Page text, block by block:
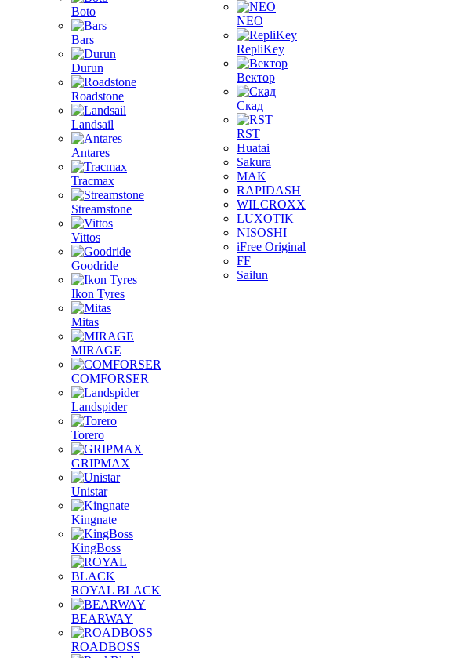
Boto
Bars
Durun
Roadstone
Landsail
Antares
Tracmax
Streamstone
Vittos
Goodride
Ikon Tyres
Mitas
MIRAGE
COMFORSER
Landspider
Torero
GRIPMAX
Unistar
Kingnate
KingBoss
ROYAL BLACK
BEARWAY
ROADBOSS
NEO
RepliKey
Вектор
Скад
RST
Huatai
Sakura
MAK
RAPIDASH
WILCROXX
LUXOTIK
NISOSHI
iFree Original
FF
Sailun